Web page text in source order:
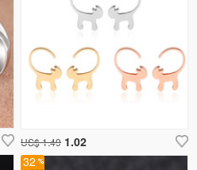
US$ 1.49 1.02
32